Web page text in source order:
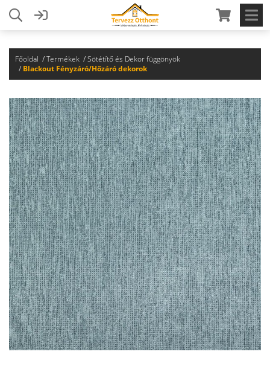
Főoldal Termékek
Sötétítő és Dekor függönyök
Blackout Fényzáró/Hőzáró dekorok